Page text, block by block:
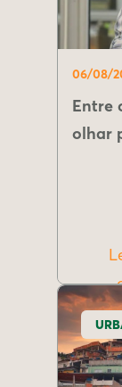
06/08/
Entre
olhar